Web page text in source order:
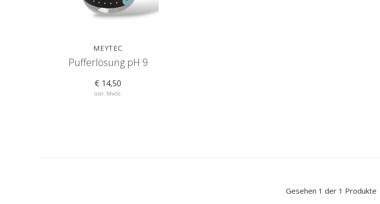
MEYTEC
Pufferlösung pH 9
€ 14,50
Inkl. MwSt.
Gesehen 1 der 1 Produkte